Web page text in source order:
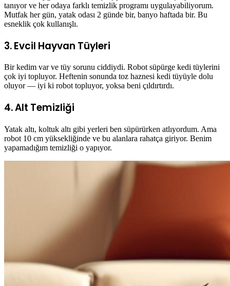
tanıyor ve her odaya farklı temizlik programı uygulayabiliyorum.
Mutfak her gün, yatak odası 2 günde bir, banyo haftada bir. Bu
esneklik çok kullanışlı.
3. Evcil Hayvan Tüyleri
Bir kedim var ve tüy sorunu ciddiydi. Robot süpürge kedi tüylerini
çok iyi topluyor. Heftenin sonunda toz haznesi kedi tüyüyle dolu
oluyor — iyi ki robot topluyor, yoksa beni çıldırtırdı.
4. Alt Temizliği
Yatak altı, koltuk altı gibi yerleri ben süpürürken atlıyordum. Ama
robot 10 cm yüksekliğinde ve bu alanlara rahatça giriyor. Benim
yapamadığım temizliği o yapıyor.